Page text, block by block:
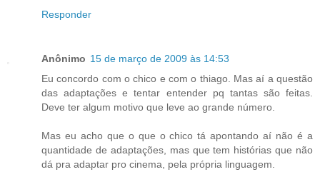
Responder
Anônimo 15 de março de 2009 às 14:53
Eu concordo com o chico e com o thiago. Mas aí a questão
das adaptações e tentar entender pq tantas são feitas.
Deve ter algum motivo que leve ao grande número.
Mas eu acho que o que o chico tá apontando aí não é a
quantidade de adaptações, mas que tem histórias que não
dá pra adaptar pro cinema, pela própria linguagem.